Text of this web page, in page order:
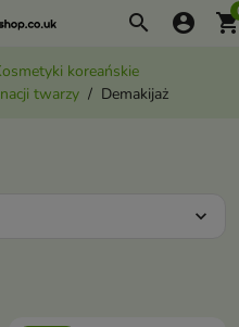
search account_circle
koreańskie
twarzy
Demakijaż
expand_more